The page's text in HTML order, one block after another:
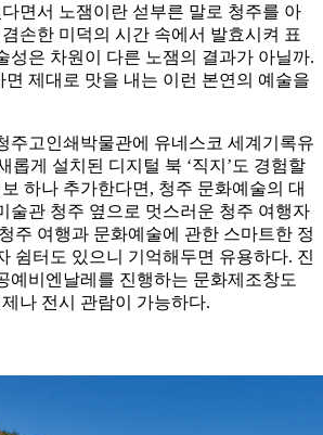
면서 노잼이란 섣부른 말로 청주를 아
손한 미덕의 시간 속에서 발효시켜 표
성은 차원이 다른 노잼의 결과가 아닐까.
제대로 맛을 내는 이런 본연의 예술을
주고인쇄박물관에 유네스코 세계기록유
롭게 설치된 디지털 북 ‘직지’도 경험할
하나 추가한다면, 청주 문화예술의 대
술관 청주 옆으로 멋스러운 청주 여행자
주 여행과 문화예술에 관한 스마트한 정
쉼터도 있으니 기억해두면 유용하다. 진
예비엔날레를 진행하는 문화제조창도
나 전시 관람이 가능하다.